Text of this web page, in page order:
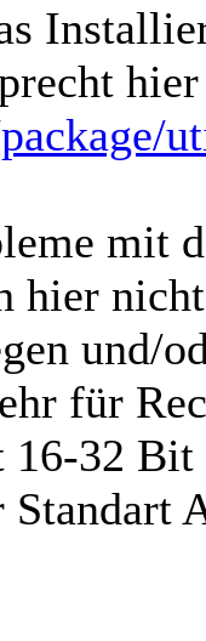
hier
mit
hier
und/
für
32 Bit
Standart